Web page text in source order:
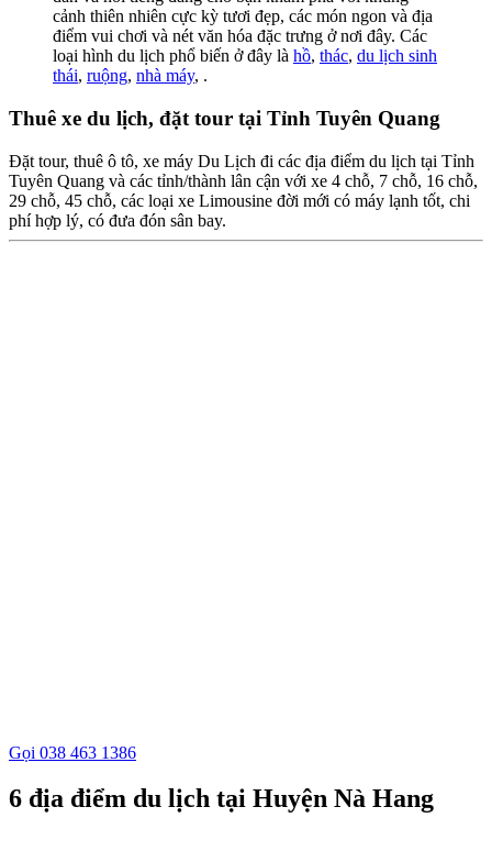
cảnh thiên nhiên cực kỳ tươi đẹp, các món ngon và địa
điểm vui chơi và nét văn hóa đặc trưng ở nơi đây. Các
loại hình du lịch phổ biến ở đây là hồ, thác, du lịch sinh
thái, ruộng, nhà máy, .
Thuê xe du lịch, đặt tour tại Tỉnh Tuyên Quang
Đặt tour, thuê ô tô, xe máy Du Lịch đi các địa điểm du lịch tại Tỉnh
Tuyên Quang và các tỉnh/thành lân cận với xe 4 chỗ, 7 chỗ, 16 chỗ,
29 chỗ, 45 chỗ, các loại xe Limousine đời mới có máy lạnh tốt, chi
phí hợp lý, có đưa đón sân bay.
Gọi 038 463 1386
6 địa điểm du lịch tại Huyện Nà Hang